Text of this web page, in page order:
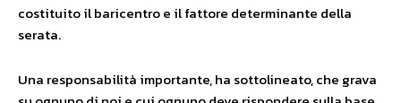
costituito il baricentro e il fattore determinante della
serata.
Una responsabilità importante, ha sottolineato, che grava